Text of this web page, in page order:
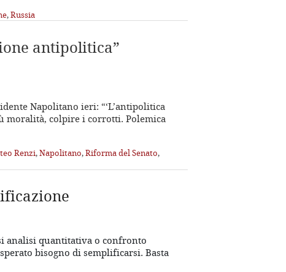
,Russia
antipolitica”
Napolitano ieri: “‘L’antipolitica
moralità, colpire i corrotti. Polemica
Renzi,Napolitano,Riforma del Senato,
analisi quantitativa o confronto
bisogno di semplificarsi. Basta